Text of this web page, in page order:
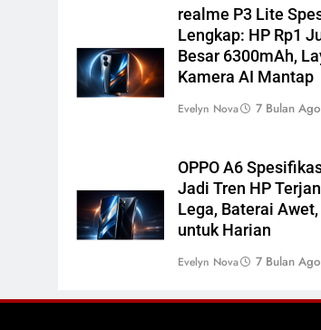
realme P3 Lite
Lengkap: HP Rp1
Besar 6300mAh,
Kamera AI Mantap
Evelyn Nova 7 Bulan Ago
OPPO A6
Jadi Tren HP
Lega, Baterai
untuk Harian
Evelyn Nova 7 Bulan Ago